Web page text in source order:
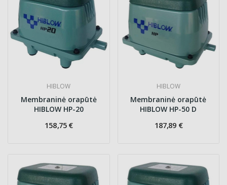
HIBLOW
Membraninė orapūtė
HIBLOW HP-20
158,75 €
HIBLOW
Membraninė orapūtė
HIBLOW HP-50 D
187,89 €